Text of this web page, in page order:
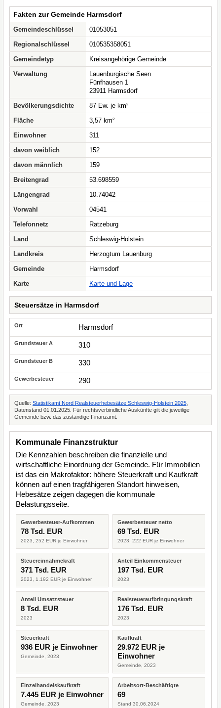
Fakten zur Gemeinde Harmsdorf
Gemeindeschlüssel
01053051
Regionalschlüssel
010535358051
Gemeindetyp
Kreisangehörige Gemeinde
Verwaltung
Lauenburgische Seen
Fünfhausen 1
23911 Harmsdorf
Bevölkerungsdichte
87 Ew. je km²
Fläche
3,57 km²
Einwohner
311
davon weiblich
152
davon männlich
159
Breitengrad
53.698559
Längengrad
10.74042
Vorwahl
04541
Telefonnetz
Ratzeburg
Land
Schleswig-Holstein
Landkreis
Herzogtum Lauenburg
Gemeinde
Harmsdorf
Karte
Karte und Lage
Steuersätze in Harmsdorf
Harmsdorf
310
330
290
Quelle: Statistikamt Nord Realsteuerhebesätze Schleswig-Holstein 2025
Datenstand 01.01.2025. Für rechtsverbindliche Auskünfte gilt die jeweilige
Gemeinde bzw. das zuständige Finanzamt.
Kommunale Finanzstruktur
Die Kennzahlen beschreiben die finanzielle und
wirtschaftliche Einordnung der Gemeinde. Für Immobilien
ist das ein Makrofaktor: höhere Steuerkraft und Kaufkraft
können auf einen tragfähigeren Standort hinweisen,
Hebesätze zeigen dagegen die kommunale
Belastungsseite.
Gewerbesteuer-Aufkommen
78 Tsd. EUR
2023, 252 EUR je Einwohner
Gewerbesteuer netto
69 Tsd. EUR
2023, 222 EUR je Einwohner
Steuereinnahmekraft
371 Tsd. EUR
2023, 1.192 EUR je Einwohner
Anteil Einkommensteuer
197 Tsd. EUR
2023
Anteil Umsatzsteuer
8 Tsd. EUR
2023
Realsteueraufbringungskraft
176 Tsd. EUR
2023
Steuerkraft
936 EUR je Einwohner
Gemeinde, 2023
Kaufkraft
29.972 EUR je
Einwohner
Gemeinde, 2023
Einzelhandelskaufkraft
7.445 EUR je Einwohner
Gemeinde, 2023
Arbeitsort-Beschäftigte
69
Stand 30.06.2024